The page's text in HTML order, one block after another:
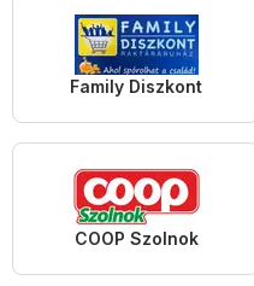
Family Diszkont
COOP Szolnok